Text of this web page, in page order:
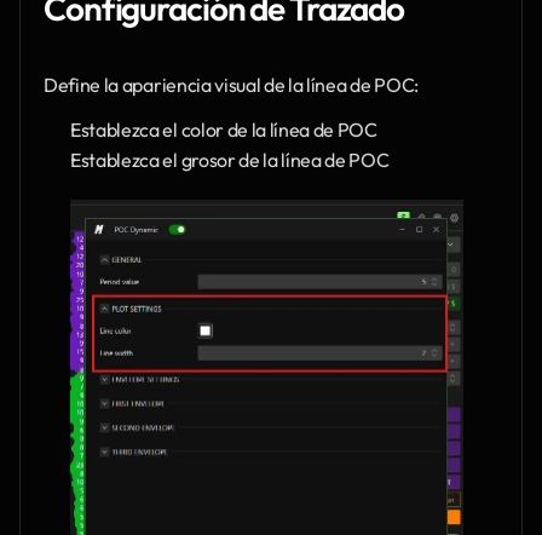
Define la apariencia visual de la línea de POC:
Establezca el color de la línea de POC
Establezca el grosor de la línea de POC